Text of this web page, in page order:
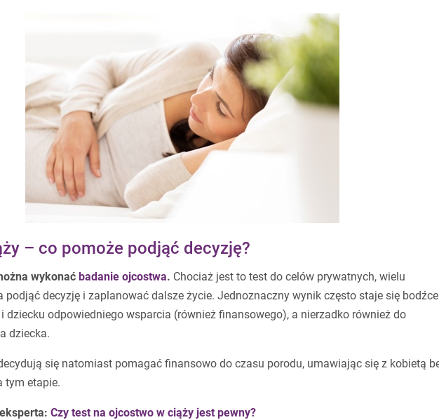
– co pomoże podjąć decyzję?
wykonać badanie ojcostwa. Chociaż jest to test do celów prywatnych, wielu
podjąć decyzję i zaplanować dalsze życie. Jednoznaczny wynik często staje się
dziecku odpowiedniego wsparcia (również finansowego), a nierzadko również do
dziecka.
się natomiast pomagać finansowo do czasu porodu, umawiając się z kobietą
tym etapie.
Czy test na ojcostwo w ciąży jest pewny?